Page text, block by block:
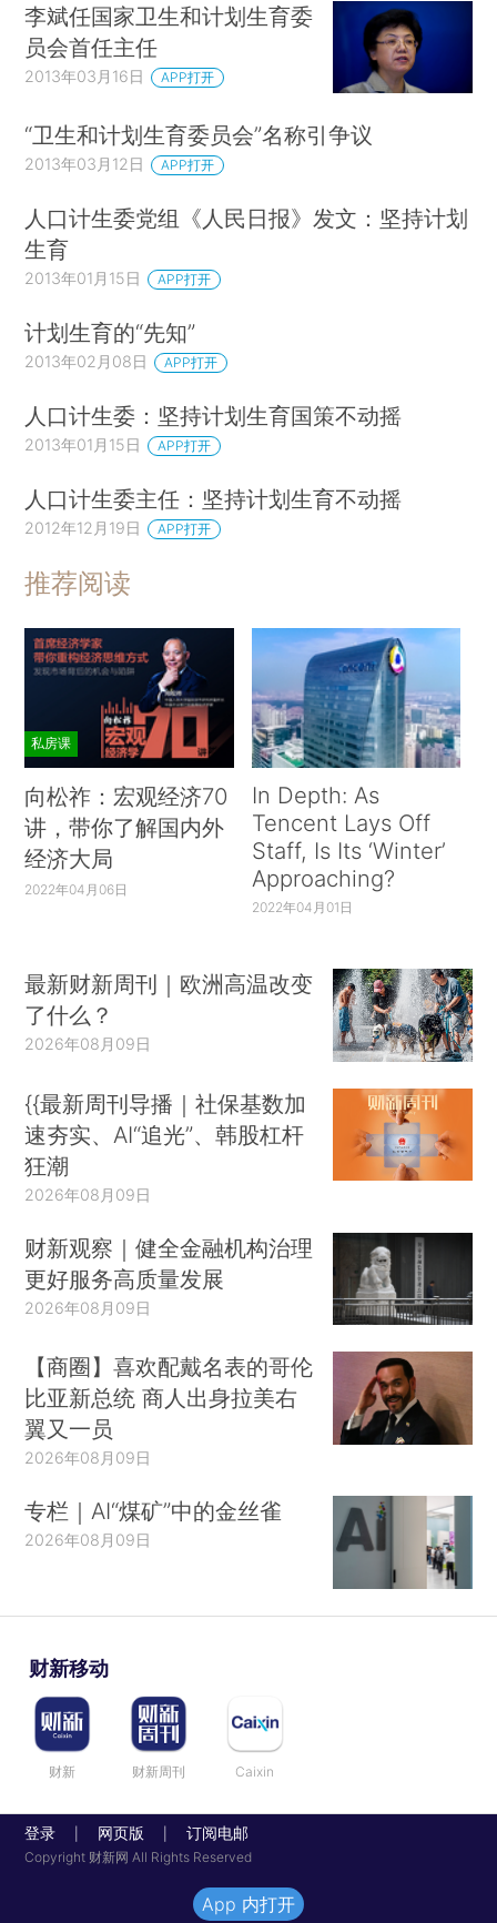
李斌任国家卫生和计划生育委
员会首任主任
2013年03月16日 APP打开
“卫生和计划生育委员会”名称引争议
2013年03月12日 APP打开
人口计生委党组《人民日报》发文：坚持计划
生育
2013年01月15日 APP打开
计划生育的“先知”
2013年02月08日 APP打开
人口计生委：坚持计划生育国策不动摇
2013年01月15日 APP打开
人口计生委主任：坚持计划生育不动摇
2012年12月19日 APP打开
推荐阅读
私房课
向松祚：宏观经济70
讲，带你了解国内外
经济大局
2022年04月06日
In Depth: As
Tencent Lays Off
Staff, Is Its ‘Winter’
Approaching?
2022年04月01日
最新财新周刊｜欧洲高温改变
了什么？
2026年08月09日
{{最新周刊导播｜社保基数加
速夯实、AI“追光”、韩股杠杆
狂潮
2026年08月09日
财新观察｜健全金融机构治理
更好服务高质量发展
2026年08月09日
【商圈】喜欢配戴名表的哥伦
比亚新总统 商人出身拉美右
翼又一员
2026年08月09日
专栏｜AI“煤矿”中的金丝雀
2026年08月09日
财新移动
财新 财新周刊 Caixin
登录 网页版 订阅电邮
Copyright 财新网 All Rights Reserved
App 内打开